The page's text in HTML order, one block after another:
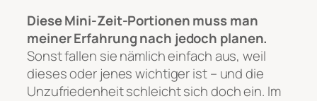
Diese Mini-Zeit-Portionen muss man
meiner Erfahrung nach jedoch planen.
Sonst fallen sie nämlich einfach aus, weil
dieses oder jenes wichtiger ist – und die
Unzufriedenheit schleicht sich doch ein. Im